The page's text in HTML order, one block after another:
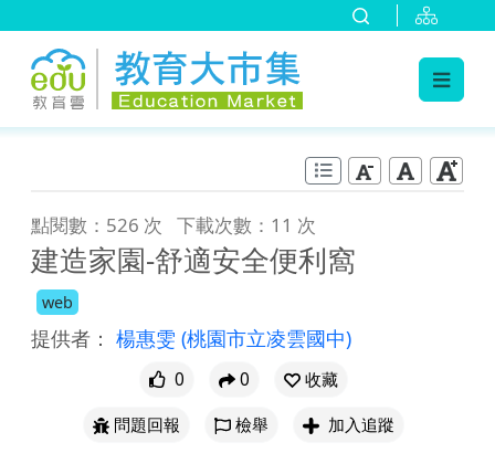
點閱數：526 次 下載次數：11 次
建造家園-舒適安全便利窩
web
提供者： 楊惠雯 (桃園市立凌雲國中)
0 0
收藏
問題回報
檢舉 加入追蹤